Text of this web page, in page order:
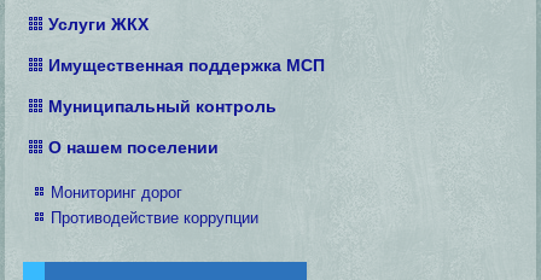
Услуги ЖКХ
Имущественная поддержка МСП
Муниципальный контроль
О нашем поселении
Мониторинг дорог
Противодействие коррупции